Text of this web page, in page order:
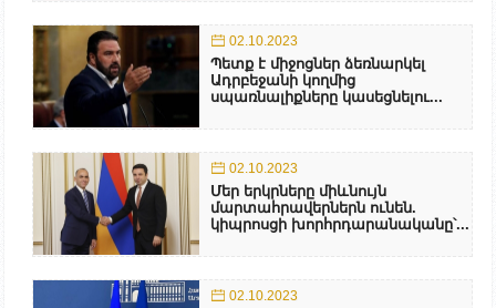
02.10.2023
Պետք է միջոցներ ձեռնարկել
Ադրբեջանի կողմից
սպառնալիքները կասեցնելու...
02.10.2023
Մեր երկրները միևնույն
մարտահրավերներն ունեն.
կիպրոսցի խորհրդարանականը՝...
02.10.2023